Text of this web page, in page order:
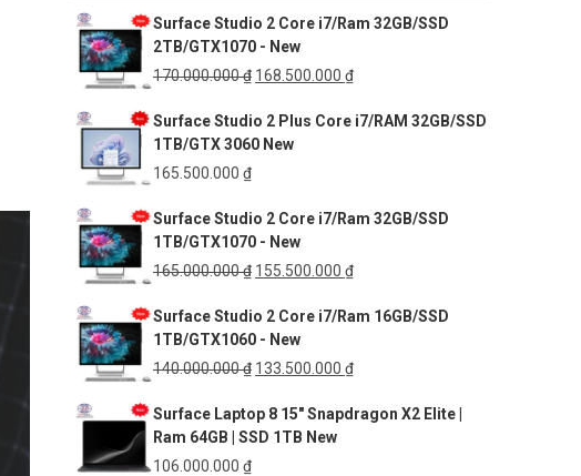
Surface Studio 2 Core i7/Ram 32GB/SSD
2TB/GTX1070 - New
170.000.000₫ Giá
là:
170.000.000 ₫.
168.500.000 ₫Giá
tại
Surface Studio 2 Plus Core i7/RAM 32GB/SSD
1TB/GTX 3060 New
165.500.000 ₫
Surface Studio 2 Core i7/Ram 32GB/SSD
1TB/GTX1070 - New
165.000.000₫ Giá
là:
165.000.000 ₫.
155.500.000 ₫Giá
tại
155.500.000 ₫.
Surface Studio 2 Core i7/Ram 16GB/SSD
1TB/GTX1060 - New
140.000.000₫ Giá
là:
140.000.000 ₫.
133.500.000 ₫Giá
tại
Surface Laptop 8 15″ Snapdragon X2 Elite |
Ram 64GB | SSD 1TB New
106.000.000 ₫